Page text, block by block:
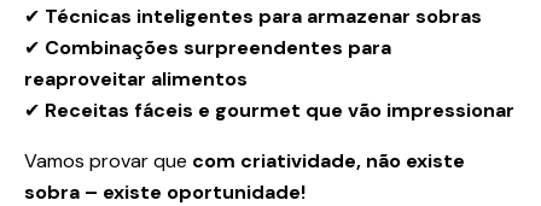
✔ Técnicas inteligentes para armazenar sobras
✔ Combinações surpreendentes para
reaproveitar alimentos
✔ Receitas fáceis e gourmet que vão impressionar
Vamos provar que com criatividade, não existe
sobra – existe oportunidade!